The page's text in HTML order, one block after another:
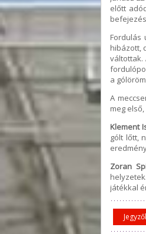
előtt
Fordulás
hibázott,
váltottak.
a
A
meg
Klement
gólt lőtt,
Zoran
játékkal